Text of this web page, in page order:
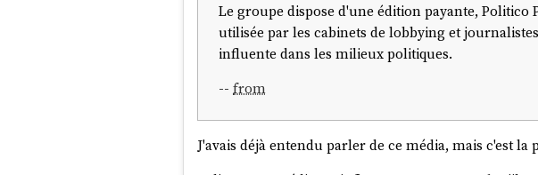
Le groupe dispose d'une édition payante,
utilisée par les cabinets de lobbying et
influente dans les milieux politiques.
--from
J'avais déjà entendu parler de ce média, mais c'est